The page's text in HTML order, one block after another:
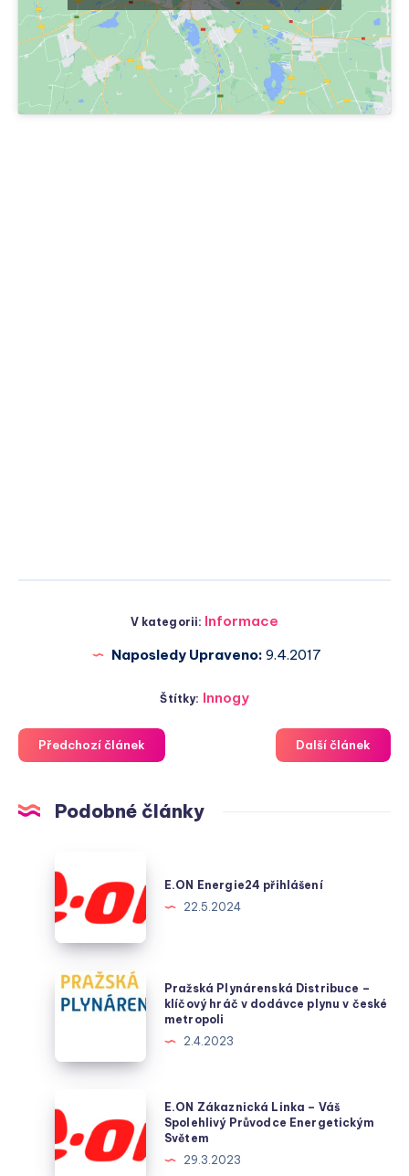
V kategorii: Informace
Naposledy Upraveno: 9.4.2017
Štítky: Innogy
Předchozí článek Další článek
Podobné články
Energie24
přihlášení
E.ON Energie24 přihlášení
22.5.2024
Pražská
Plynárenská
klíčový
dodávce
plynu
Pražská Plynárenská Distribuce –
klíčový hráč v dodávce plynu v české
metropoli
2.4.2023
Zákaznická
Linka
E.ON Zákaznická Linka – Váš
Spolehlivý Průvodce Energetickým
Světem
29.3.2023